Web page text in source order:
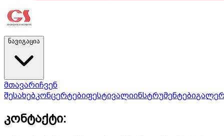
ნავიგაცია
მთავარიჩვენ
შესახებკონცერტებიფესტივალიინსტრუმენტები
კონტაქტი: